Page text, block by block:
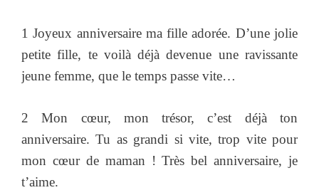
1 Joyeux anniversaire ma fille adorée. D’une jolie
petite fille, te voilà déjà devenue une ravissante
jeune femme, que le temps passe vite…
2 Mon cœur, mon trésor, c’est déjà ton
anniversaire. Tu as grandi si vite, trop vite pour
mon cœur de maman ! Très bel anniversaire, je
t’aime.